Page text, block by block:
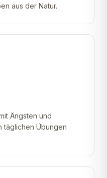
aus der Natur.
Ängsten und
täglichen Übungen